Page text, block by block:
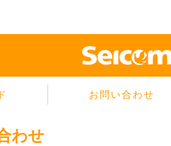
お問い合わせ
わせ